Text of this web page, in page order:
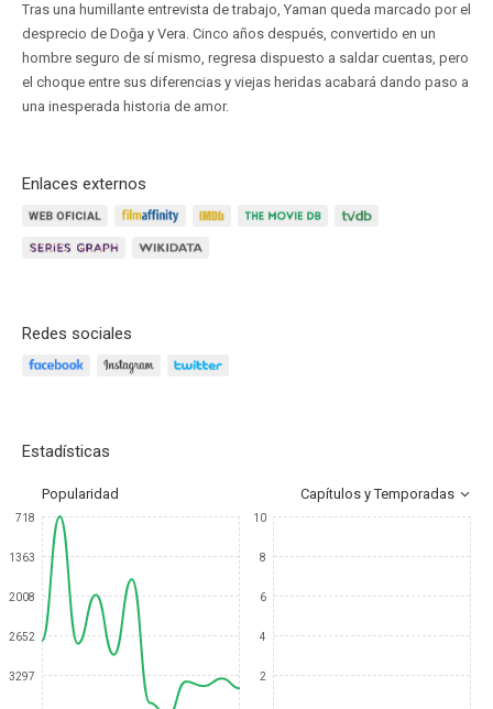
Tras una humillante entrevista de trabajo, Yaman queda marcado por el
desprecio de Doğa y Vera. Cinco años después, convertido en un
hombre seguro de sí mismo, regresa dispuesto a saldar cuentas, pero
el choque entre sus diferencias y viejas heridas acabará dando paso a
una inesperada historia de amor.
Enlaces externos
Redes sociales
Estadísticas
Popularidad Capítulos y Temporadas
718
1363
2008
2652
3297
10
8
6
4
2